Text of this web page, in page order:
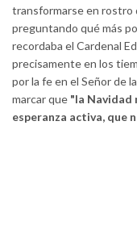
transformarse en rostro
preguntando qué más
recordaba el Cardenal
precisamente en los
por la fe en el Señor de
marcar que "la Navidad
esperanza activa, que